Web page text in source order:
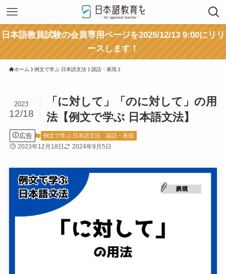
日本語教員試験の会員専用ページを2025/12/13 9:00にリリ
ースします！
ホーム 例文で学ぶ 日本語文法 談話・表現
「に対して」「のに対して」の用
法【例文で学ぶ 日本語文法】
2023
12/18
広告 例文で学ぶ 日本語文法 談話・表現
2023年12月18日 2024年9月5日